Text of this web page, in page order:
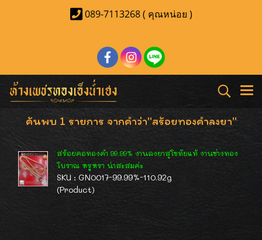
089-7113268 ( คุณหน่อย )
ค้นพบ 1 รายการ จากคำว่า"สร้อยทองคำลงยา"
สร้อยคอทองคำ 99.99% งานลงยาสุโขทัยแท้ งานช่างทอง
โบราณ หรูหรา น่าสะสมค่ะ
SKU : GN0017-99.99%-110.92g
(Product)